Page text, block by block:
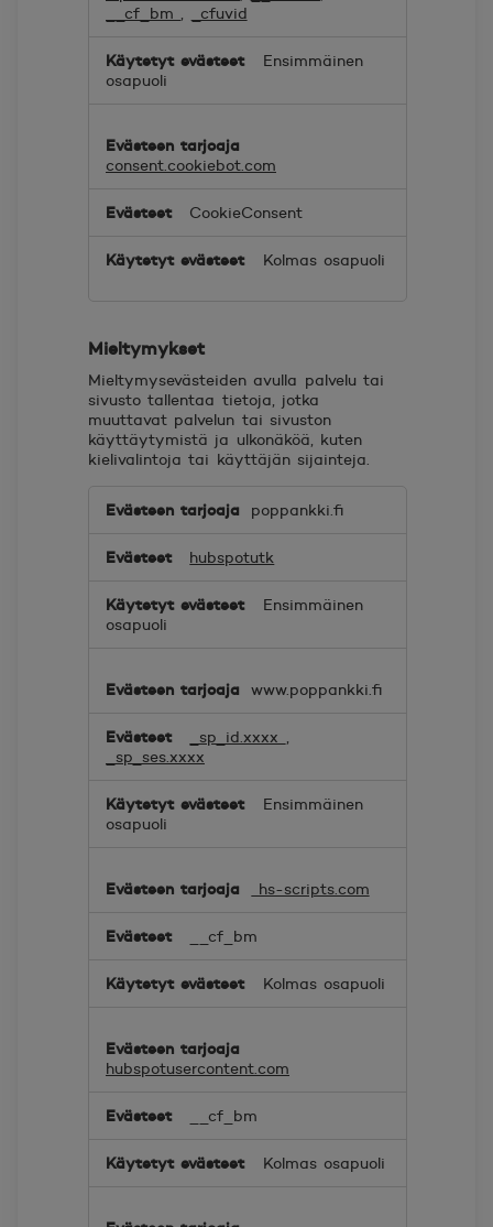
__cf_bm , _cfuvid
Ensimmäinen
osapuoli
consent.cookiebot.com
CookieConsent
Kolmas osapuoli
Mieltymykset
Mieltymysevästeiden avulla palvelu tai
sivusto tallentaa tietoja, jotka
muuttavat palvelun tai sivuston
käyttäytymistä ja ulkonäköä, kuten
kielivalintoja tai käyttäjän sijainteja.
poppankki.fi
hubspotutk
Ensimmäinen
osapuoli
www.poppankki.fi
_sp_id.xxxx ,
_sp_ses.xxxx
Ensimmäinen
osapuoli
hs-scripts.com
__cf_bm
Kolmas osapuoli
hubspotusercontent.com
__cf_bm
Kolmas osapuoli